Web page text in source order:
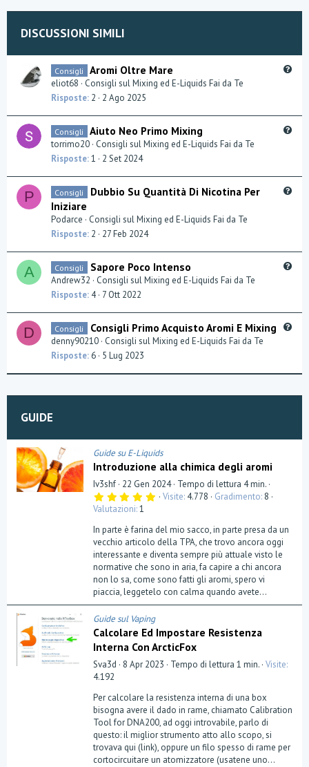
t
DISCUSSIONI SIMILI
Consigli Aromi Oltre Mare
eliot68
Consigli sul Mixing ed E-Liquids Fai da Te
Risposte 2 2 Ago 2025
Consigli Aiuto Neo Primo Mixing
torrimo20 Consigli sul Mixing ed E-Liquids Fai da Te
Risposte 1 2 Set 2024
P
i
Consigli
Dubbio Su Quantità Di Nicotina Per
Iniziare
Podarce
Consigli sul Mixing ed E-Liquids Fai da Te
Risposte 2 27 Feb 2024
A Consigli Sapore Poco Intenso
Andrew32
Consigli sul Mixing ed E-Liquids Fai da Te
Risposte 4 7 Ott 2022
D Consigli Consigli Primo Acquisto Aromi E Mixing
denny90210 Consigli sul Mixing ed E-Liquids Fai da Te
Risposte 6 5 Lug 2023
GUIDE
Guide su E-Liquids
Introduzione alla chimica degli aromi
Iv3shf 22 Gen 2024 Tempo di lettura 4 min.
5
0
s
t
e
l
l
a
(
e
)
Visite 4.778 Gradimento 8
Valutazioni 1
In parte è farina del mio sacco, in parte presa da un
vecchio articolo della TPA, che trovo ancora oggi
interessante e diventa sempre più attuale visto le
normative che sono in aria, fa capire a chi ancora
non lo sa, come sono fatti gli aromi, spero vi
piaccia, leggetelo con calma quando avete...
Guide sul Vaping
Calcolare Ed Impostare Resistenza
Interna Con ArcticFox
Sva3d 8 Apr 2023 Tempo di lettura 1 min. Visite
4.192
Per calcolare la resistenza interna di una box
bisogna avere il dado in rame, chiamato Calibration
Tool for DNA200, ad oggi introvabile, parlo di
questo: il miglior strumento atto allo scopo, si
trovava qui (link), oppure un filo spesso di rame per
cortocircuitare un atomizzatore (usatene uno...